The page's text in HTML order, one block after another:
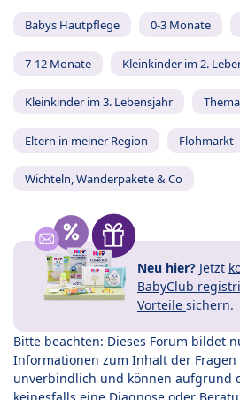
Babys Hautpflege 0-3 Monate
7-12 Monate Kleinkinder im 2.
Kleinkinder im 3. Lebensjahr
Eltern in meiner Region Flohmarkt
Wichteln, Wanderpakete & Co
Neu hier? Jetzt
BabyClub
Vorteile sichern.
Bitte beachten: Dieses Forum bildet
Informationen zum Inhalt der
unverbindlich und können aufgrund